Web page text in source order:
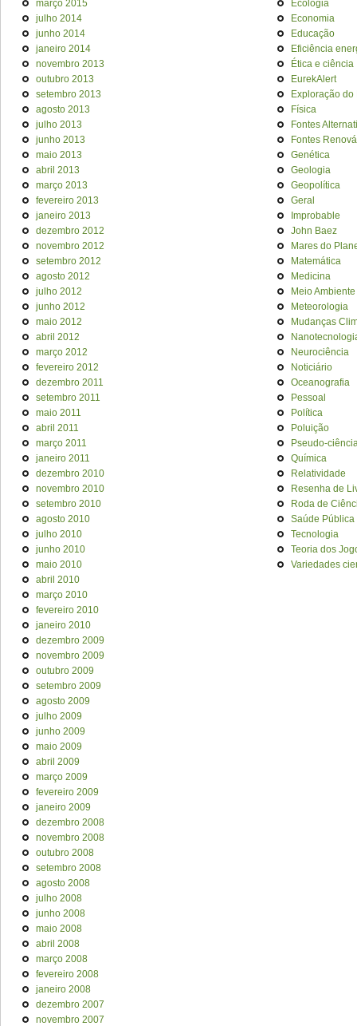
março 2015
julho 2014
junho 2014
janeiro 2014
novembro 2013
outubro 2013
setembro 2013
agosto 2013
julho 2013
junho 2013
maio 2013
abril 2013
março 2013
fevereiro 2013
janeiro 2013
dezembro 2012
novembro 2012
setembro 2012
agosto 2012
julho 2012
junho 2012
maio 2012
abril 2012
março 2012
fevereiro 2012
dezembro 2011
setembro 2011
maio 2011
abril 2011
março 2011
janeiro 2011
dezembro 2010
novembro 2010
setembro 2010
agosto 2010
julho 2010
junho 2010
maio 2010
abril 2010
março 2010
fevereiro 2010
janeiro 2010
dezembro 2009
novembro 2009
outubro 2009
setembro 2009
agosto 2009
julho 2009
junho 2009
maio 2009
abril 2009
março 2009
fevereiro 2009
janeiro 2009
dezembro 2008
novembro 2008
outubro 2008
setembro 2008
agosto 2008
julho 2008
junho 2008
maio 2008
abril 2008
março 2008
fevereiro 2008
janeiro 2008
dezembro 2007
novembro 2007
Ecologia
Economia
Educação
Eficiência
Ética e ciência
EurekAlert
Exploração do
Física
Fontes
Fontes
Genética
Geologia
Geopolítica
Geral
Improbable
John Baez
Mares do
Matemática
Medicina
Meio Ambiente
Meteorologia
Mudanças
Neurociência
Noticiário
Oceanografia
Pessoal
Política
Poluição
Pseudo-
Química
Relatividade
Resenha de
Roda de
Saúde Pública
Tecnologia
Teoria dos
Variedades